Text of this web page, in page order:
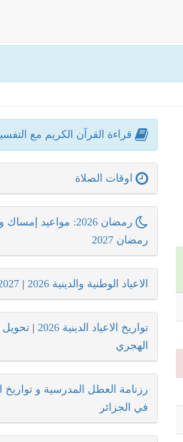
قراءة القرآن الكريم مع
اوقات الصلاة
رمضان 2026: مواعيد إمساك وإفطار
رمضان 2027
الاعياد الوطنية والدينية 2026 |
تواريخ الاعياد الدينية 2026 | تحويل
الهجري
رزنامة العطل المدرسية و تواريخ
في الجزائر